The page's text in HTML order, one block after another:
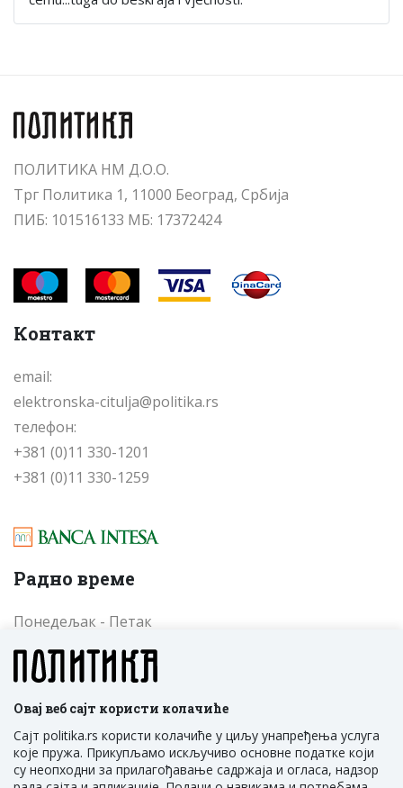
Овај веб сајт користи колачиће
Сајт politika.rs користи колачиће у циљу унапређења услуга
које пружа. Прикупљамо искључиво основне податке који
су неопходни за прилагођавање садржаја и огласа, надзор
ПОЛИТИКА НМ Д.О.О.
Трг Политика 1, 11000 Београд, Србија
ПИБ: 101516133 МБ: 17372424
Контакт
email:
elektronska-citulja@politika.rs
телефон:
+381 (0)11 330-1201
+381 (0)11 330-1259
Радно време
Понедељак - Петак
од 09 до 17 часова
Cубота - Недеља